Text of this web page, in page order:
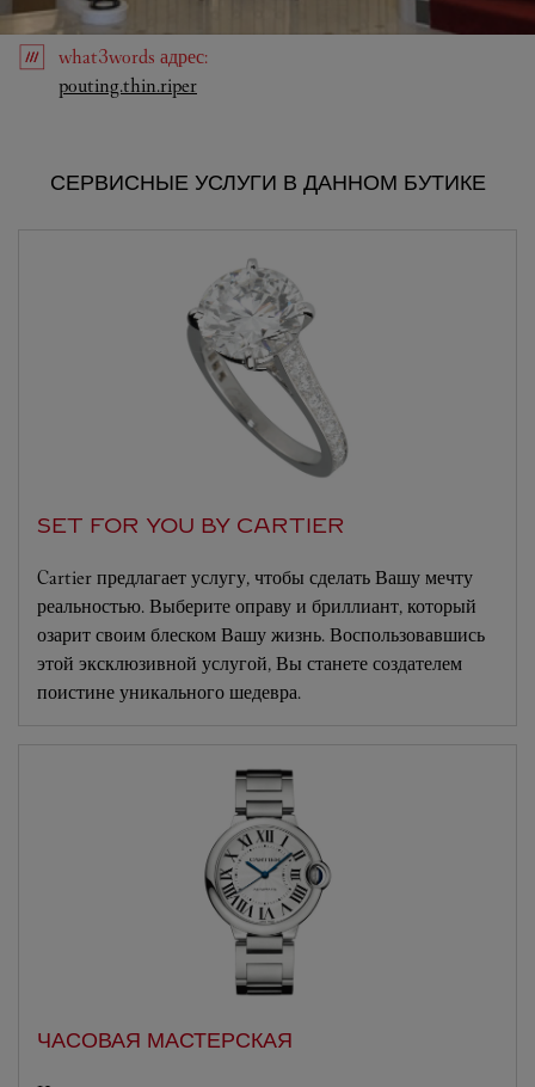
what3words адрес:
pouting.thin.riperLink Opens in New Tab
СЕРВИСНЫЕ УСЛУГИ В ДАННОМ БУТИКЕ
SET FOR YOU BY CARTIER
Cartier предлагает услугу, чтобы сделать Вашу мечту
реальностью. Выберите оправу и бриллиант, который
озарит своим блеском Вашу жизнь. Воспользовавшись
этой эксклюзивной услугой, Вы станете создателем
поистине уникального шедевра.
ЧАСОВАЯ МАСТЕРСКАЯ